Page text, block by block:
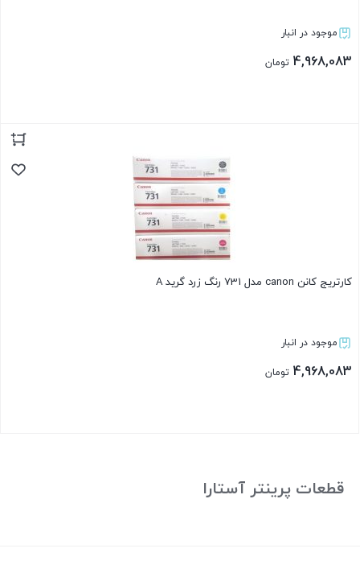
موجود در انبار
4,968,083 تومان
کارتریج کانن canon مدل 731 رنگ زرد گرید A
موجود در انبار
4,968,083 تومان
قطعات پرینتر آستارا